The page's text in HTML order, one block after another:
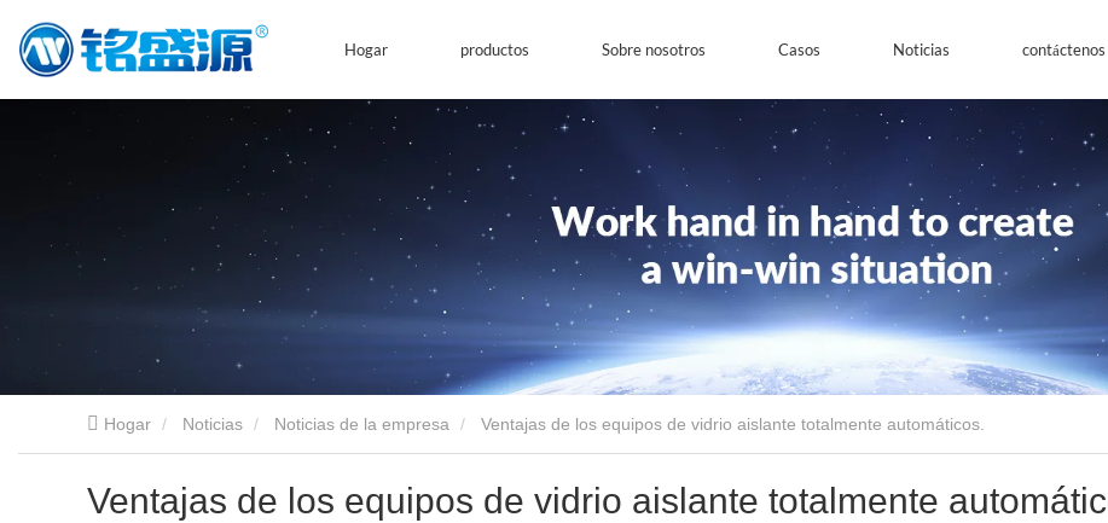
Hogar productos Sobre nosotros Casos Noticias contáctenos
Hogar Noticias Noticias de la empresa Ventajas de los equipos de vidrio aislante totalmente automáticos.
Ventajas de los equipos de vidrio aislante totalmente